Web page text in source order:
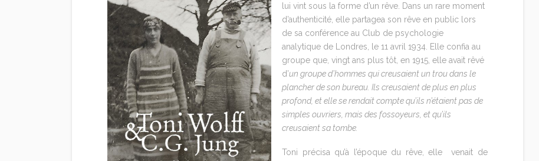
lui vint sous la forme d’un rêve. Dans un rare moment
d’authenticité, elle partagea son rêve en public lors
de sa conférence au Club de psychologie
analytique de Londres, le 11 avril 1934. Elle confia au
groupe que, vingt ans plus tôt, en 1915, elle avait rêvé
d’un groupe d’hommes qui creusaient un trou dans le
plancher de son bureau. Ils creusaient de plus en plus
profond, et elle se rendait compte qu’ils n’étaient pas de
simples ouvriers, mais des fossoyeurs, et qu’ils
creusaient sa tombe.
Toni précisa qu’à l’époque du rêve, elle venait de